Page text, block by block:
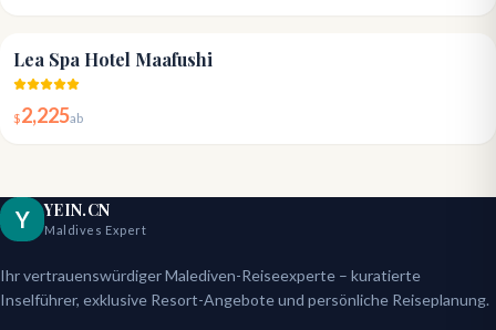
Lea Spa Hotel Maafushi
$2,225ab
Y YEIN.CN
Maldives Expert
Ihr vertrauenswürdiger Malediven-Reiseexperte – kuratierte
Inselführer, exklusive Resort-Angebote und persönliche Reiseplanung.